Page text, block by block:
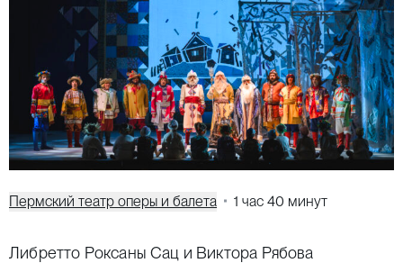
Пермский театр оперы и балета 1 час 40 минут
Либретто Роксаны Сац и Виктора Рябова